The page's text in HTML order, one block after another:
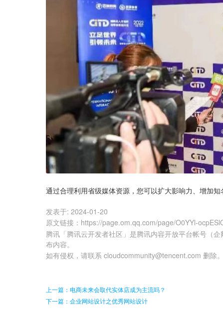
通过合理利用省级媒体资源，您可以扩大影响力、增加
发表于: 2024-01-20
原文链接 ： https://page.om.qq.com/page/O0YYl-
腾讯「腾讯云开发者社区」是腾讯内容开放平台帐号（
布内容。
如有侵权，请联系 cloudcommunity@tencent.com 删除。
上一篇：电商未来会取代实体店成为主流吗？
下一篇：企业网站设计之优秀网站设计